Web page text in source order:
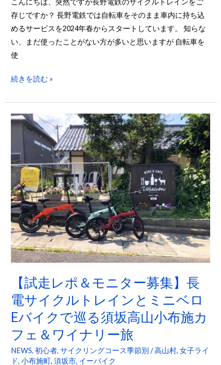
存じですか？ 長野電鉄では自転車をそのまま車内に持ち込
めるサービスを2024年春からスタートしています。 知らな
い、まだ使ったことがない方が多いと思いますが 自転車を
使
文
化
食
コ
（帰
り
も
電
車）
続きを読む »
【試走レポ＆モニター募集】長
電サイクルトレインとミニベロ
Eバイクで巡る須坂高山小布施カ
フェ＆ワイナリー旅
NEWS,初心者,サイクリングコース季節別 /高山村,女子ライ
ド,小布施町,須坂市, イーバイク
【試
ポ
＆
モ
ニ
タ
ー
募
集】
サ
イ
ク
ル
ト
レ